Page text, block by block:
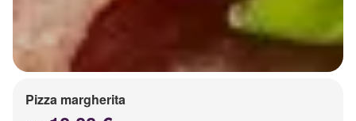
Pizza margherita